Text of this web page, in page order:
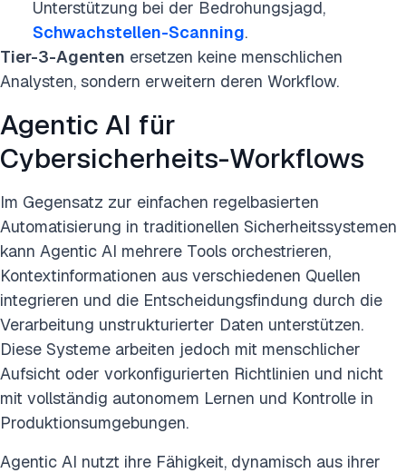
Unterstützung bei der Bedrohungsjagd,
Schwachstellen-Scanning.
Tier-3-Agenten ersetzen keine menschlichen
Analysten, sondern erweitern deren Workflow.
Agentic AI für
Cybersicherheits-Workflows
Im Gegensatz zur einfachen regelbasierten
Automatisierung in traditionellen Sicherheitssystemen
kann Agentic AI mehrere Tools orchestrieren,
Kontextinformationen aus verschiedenen Quellen
integrieren und die Entscheidungsfindung durch die
Verarbeitung unstrukturierter Daten unterstützen.
Diese Systeme arbeiten jedoch mit menschlicher
Aufsicht oder vorkonfigurierten Richtlinien und nicht
mit vollständig autonomem Lernen und Kontrolle in
Produktionsumgebungen.
Agentic AI nutzt ihre Fähigkeit, dynamisch aus ihrer